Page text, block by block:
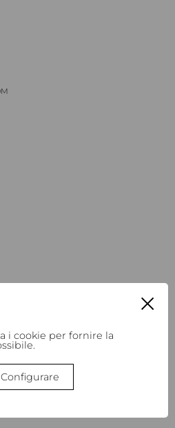
i cookie per fornire la
Configurare